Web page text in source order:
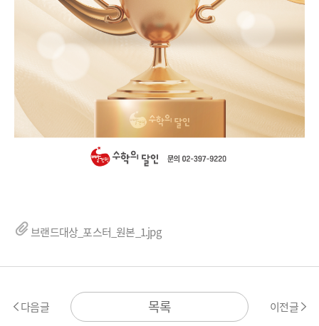
브랜드대상_포스터_원본_1.jpg
다음글 목록 이전글